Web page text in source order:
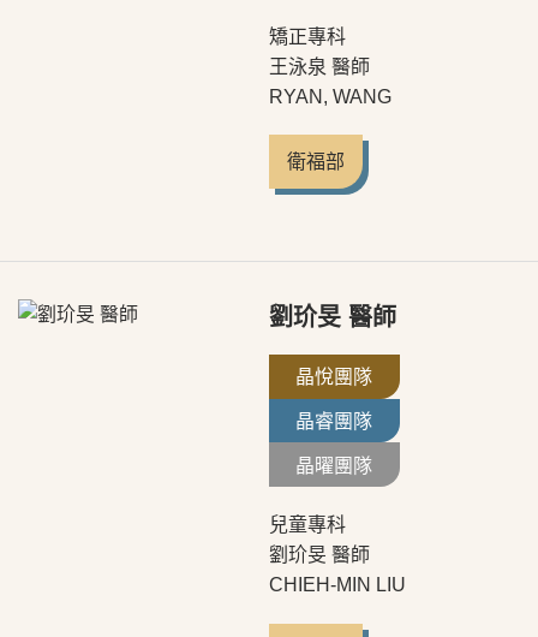
矯正專科
王泳泉 醫師
RYAN, WANG
衛福部
劉玠旻 醫師
晶悅團隊
晶睿團隊
晶曜團隊
兒童專科
劉玠旻 醫師
CHIEH-MIN LIU